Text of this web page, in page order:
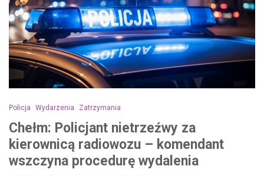
Policja Wydarzenia Zatrzymania
Chełm: Policjant nietrzeźwy za
kierownicą radiowozu – komendant
wszczyna procedurę wydalenia